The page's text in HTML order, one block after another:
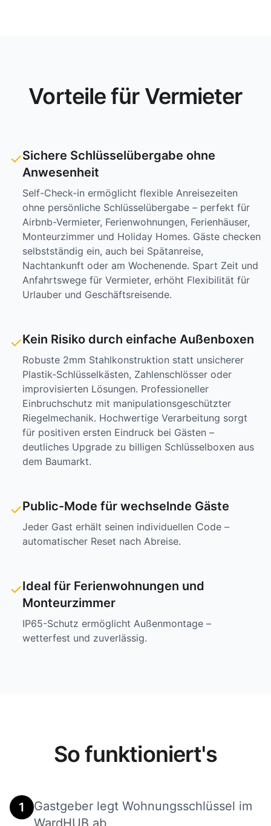
Vorteile für Vermieter
✓Sichere Schlüsselübergabe ohne
Anwesenheit
Self-Check-in ermöglicht flexible Anreisezeiten
ohne persönliche Schlüsselübergabe – perfekt für
Airbnb-Vermieter, Ferienwohnungen, Ferienhäuser,
Monteurzimmer und Holiday Homes. Gäste checken
selbstständig ein, auch bei Spätanreise,
Nachtankunft oder am Wochenende. Spart Zeit und
Anfahrtswege für Vermieter, erhöht Flexibilität für
Urlauber und Geschäftsreisende.
✓Kein Risiko durch einfache Außenboxen
Robuste 2mm Stahlkonstruktion statt unsicherer
Plastik-Schlüsselkästen, Zahlenschlösser oder
improvisierten Lösungen. Professioneller
Einbruchschutz mit manipulationsgeschützter
Riegelmechanik. Hochwertige Verarbeitung sorgt
für positiven ersten Eindruck bei Gästen –
deutliches Upgrade zu billigen Schlüsselboxen aus
dem Baumarkt.
✓Public-Mode für wechselnde Gäste
Jeder Gast erhält seinen individuellen Code –
automatischer Reset nach Abreise.
✓Ideal für Ferienwohnungen und
Monteurzimmer
IP65-Schutz ermöglicht Außenmontage –
wetterfest und zuverlässig.
So funktioniert's
1
Gastgeber legt Wohnungsschlüssel im
WardHUB ab